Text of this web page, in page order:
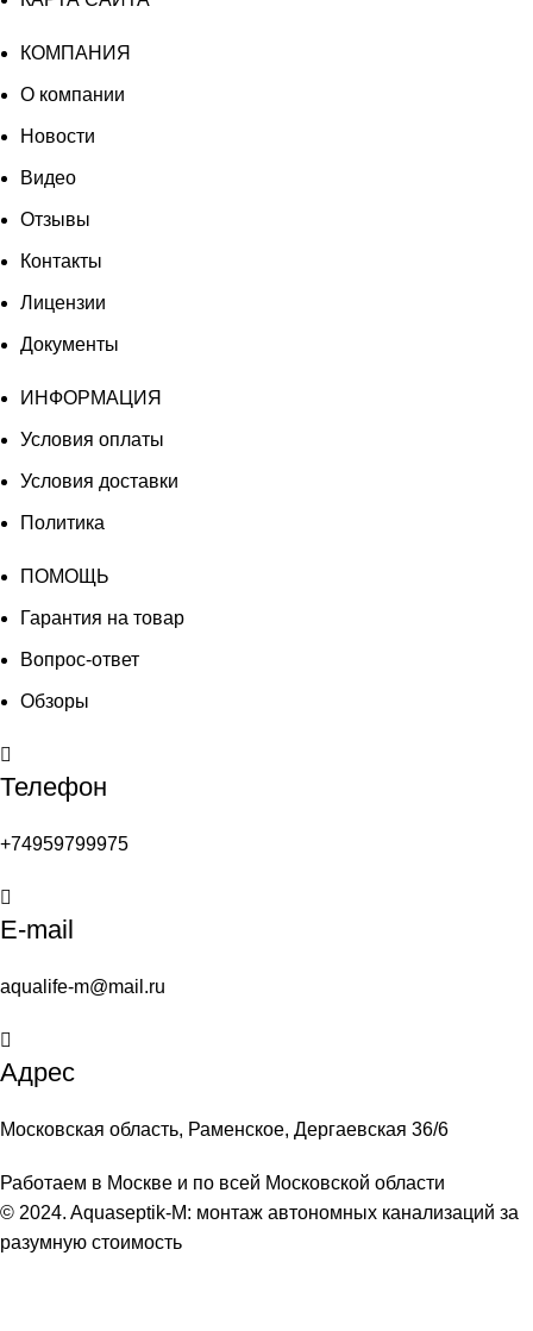
КОМПАНИЯ
О компании
Новости
Видео
Отзывы
Контакты
Лицензии
Документы
ИНФОРМАЦИЯ
Условия оплаты
Условия доставки
Политика
ПОМОЩЬ
Гарантия на товар
Вопрос-ответ
Обзоры
Телефон
+74959799975
E-mail
aqualife-m@mail.ru
Адрес
Московская область, Раменское, Дергаевская 36/6
Работаем в Москве и по всей Московской области
© 2024. Aquaseptik-M: монтаж автономных канализаций за
разумную стоимость